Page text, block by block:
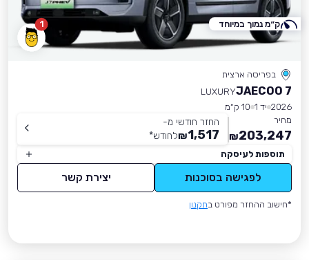
1
בפריסה ארצית
JAECOO 7
LUXURY
2026 יד 1
10 ק״מ
מחיר
203,247
₪
החזר חודשי מ-
1,517
₪לחודש*
תוספות לעיסקה
לפגישה בסוכנות יצירת קשר
*חישוב ההחזר מפורט בתקנון
ק״מ נמוך במיוחד